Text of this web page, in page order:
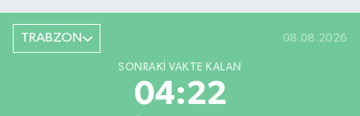
TRABZON 08.08.2026
SONRAKI VAKTE KALAN
04:21